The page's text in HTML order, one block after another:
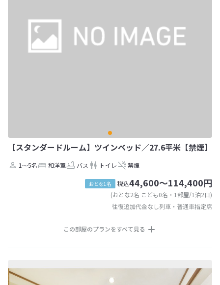
【スタンダードルーム】ツインベッド／27.6平米【禁煙】
1～5名 和洋室 バス トイレ 禁煙
おとな1名 税込44,600～114,400円
(おとな2名 こども0名・1部屋/1泊2日)
往復追加代金なし列車・普通車指定席
この部屋のプランをすべて見る